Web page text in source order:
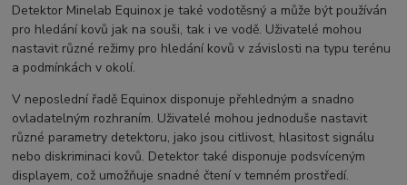
Detektor Minelab Equinox je také vodotěsný a může být používán
pro hledání kovů jak na souši, tak i ve vodě. Uživatelé mohou
nastavit různé režimy pro hledání kovů v závislosti na typu terénu
a podmínkách v okolí.
V neposlední řadě Equinox disponuje přehledným a snadno
ovladatelným rozhraním. Uživatelé mohou jednoduše nastavit
různé parametry detektoru, jako jsou citlivost, hlasitost signálu
nebo diskriminaci kovů. Detektor také disponuje podsvíceným
displayem, což umožňuje snadné čtení v temném prostředí.